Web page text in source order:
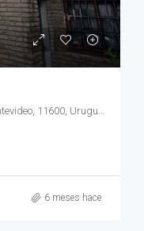
6 meses hace